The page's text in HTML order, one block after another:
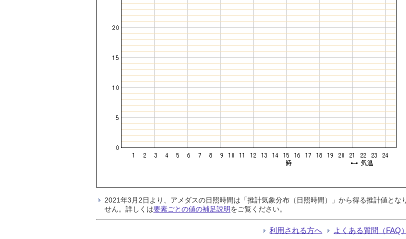
2021年3月2日より、アメダスの日照時間は「推計気象分布（日照時間）」から得る推計値とな
せん。詳しくは要素ごとの値の補足説明をご覧ください。
利用される方へ よくある質問（FAQ）